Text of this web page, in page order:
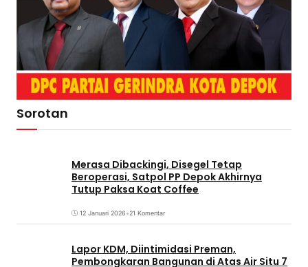
Sorotan
Merasa Dibackingi, Disegel Tetap
Beroperasi, Satpol PP Depok Akhirnya
Tutup Paksa Koat Coffee
12 Januari 2026•21 Komentar
Lapor KDM, Diintimidasi Preman,
Pembongkaran Bangunan di Atas Air Situ 7